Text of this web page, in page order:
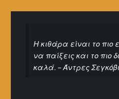
Η κιθάρα είναι το πιο
να παίξεις και το πιο
καλά. – Άντρες